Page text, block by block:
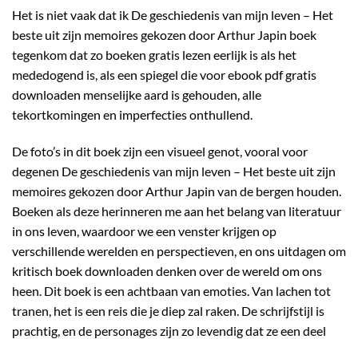
Het is niet vaak dat ik De geschiedenis van mijn leven – Het
beste uit zijn memoires gekozen door Arthur Japin boek
tegenkom dat zo boeken gratis lezen eerlijk is als het
mededogend is, als een spiegel die voor ebook pdf gratis
downloaden menselijke aard is gehouden, alle
tekortkomingen en imperfecties onthullend.
De foto’s in dit boek zijn een visueel genot, vooral voor
degenen De geschiedenis van mijn leven – Het beste uit zijn
memoires gekozen door Arthur Japin van de bergen houden.
Boeken als deze herinneren me aan het belang van literatuur
in ons leven, waardoor we een venster krijgen op
verschillende werelden en perspectieven, en ons uitdagen om
kritisch boek downloaden denken over de wereld om ons
heen. Dit boek is een achtbaan van emoties. Van lachen tot
tranen, het is een reis die je diep zal raken. De schrijfstijl is
prachtig, en de personages zijn zo levendig dat ze een deel